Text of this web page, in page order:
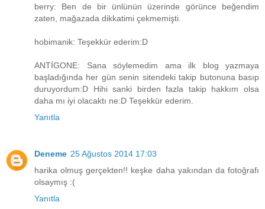
berry: Ben de bir ünlünün üzerinde görünce beğendim
zaten, mağazada dikkatimi çekmemişti.
hobimanik: Teşekkür ederim:D
ANTİGONE: Sana söylemedim ama ilk blog yazmaya
başladığında her gün senin sitendeki takip butonuna basıp
duruyordum:D Hihi sanki birden fazla takip hakkım olsa
daha mı iyi olacaktı ne:D Teşekkür ederim.
Yanıtla
Deneme 25 Ağustos 2014 17:03
harika olmuş gerçekten!! keşke daha yakından da fotoğrafı
olsaymış :(
Yanıtla